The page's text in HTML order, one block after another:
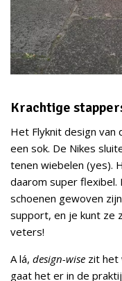
Krachtige
Het Flyknit design van
een sok. De Nikes
tenen wiebelen (yes).
daarom super flexibel.
schoenen gewoven
support, en je kunt ze
veters!
A lá, design-wise zit het
gaat het er in de